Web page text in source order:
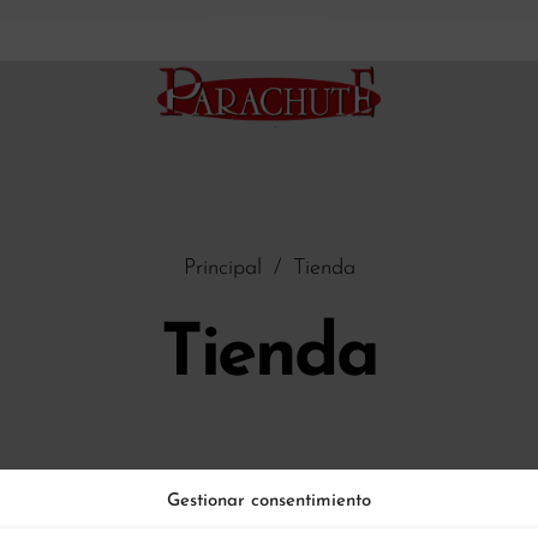
Gestionar consentimiento
Principal / Tienda
Tienda